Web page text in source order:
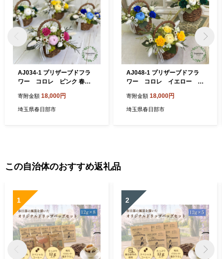
AJ034-1 プリザーブドフラ
ワー コロレ ピンク 春日
寄附金額 18,000円
埼玉県春日部市
AJ048-1 プリザーブドフラ
ワー コロレ イエロー 春
寄附金額 18,000円
埼玉県春日部市
この自治体のおすすめ返礼品
1 2